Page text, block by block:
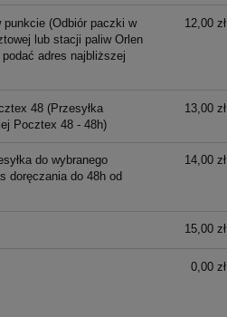
punkcie(Odbiór paczki w
lub stacji paliw Orlen
adres najbliższej
12,00 zł
48(Przesyłka
Pocztex 48 - 48h)
13,00 zł
do wybranego
doręczania do 48h od
14,00 zł
15,00 zł
0,00 zł